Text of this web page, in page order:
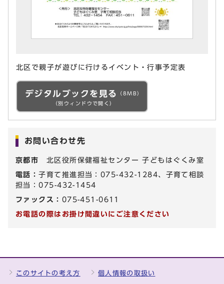
北区で親子が遊びに行けるイベント・行事予定表
デジタルブックを見る
（8MB）
（別ウィンドウで開く）
お問い合わせ先
京都市 北区役所保健福祉センター 子どもはぐくみ室
電話：子育て推進担当：075-432-1284、子育て相談
担当：075-432-1454
ファックス： 075-451-0611
お電話の際はお掛け間違いにご注意ください
このサイトの考え方 個人情報の取扱い